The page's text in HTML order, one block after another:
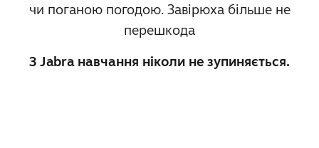
чи поганою погодою. Завірюха більше не
перешкода
З Jabra навчання ніколи не зупиняється.